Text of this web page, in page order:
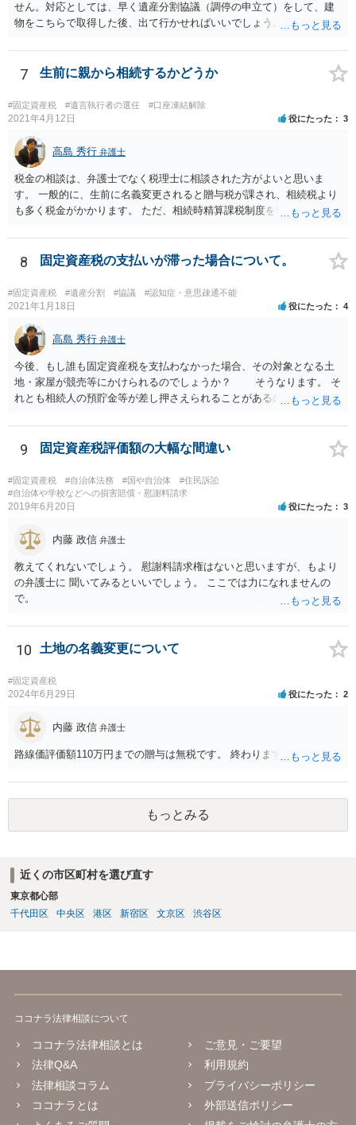
せん。対応としては、早く遺産分割協議（調停の申立て）をして、建
物をこちらで取得した後、出て行かせればいいでしょう。 建物の固定
っていない部分については請求すればいいと思います。 なお、家賃に
ついては、お父様自身が遺産分割手続をしなかったのですから、あき
7 生前に親から相続するかどうか
#固定資産税 #遺言執行者の選任 #口座凍結解除
2021年4月12日 役にたった 3
高島 秀行 弁護士
税金の相談は、弁護士でなく税理士に相談された方がよいと思いま
す。 一般的に、生前に名義変更されると贈与税が課され、相続税より
も多く税金がかかります。 ただ、相続時精算課税制度を取れば、実質
ういう場合にどれくらい税金がかかるか計算してもらって どういう方
針を取るか決められたらよいと思います。
8 固定資産税の支払いが滞った場合について。
#固定資産税 #遺産分割 #協議 #認知症・意思疎通不能
2021年1月18日 役にたった 4
高島 秀行 弁護士
今後、もし誰も固定資産税を支払わなかった場合、その対象となる土
地・家屋が競売等にかけられるのでしょうか？ そうなります。 そ
れとも相続人の預貯金等が差し押さえられることがあるのでしょう
ます。 また、固定資産税は遺産分割協議が整わない限り、法定相続分
ではなくあくまで不可分債務（？）ということになって相続人全員、
で、相続人全員の責任となります。 あなたが立て替えておき、遺
産分割の際に精算するのがよいと思います。 遺産分割協議が進ま
ないのであれば、弁護士に相談して、遺産分割調停や審判を した
9 固定資産税評価額の大幅な間違い
#固定資産税 #自治体法務 #国や自治体
#住民訴訟
#自治体や学校などへの損害賠償・慰謝料請求
2019年6月20日 役にたった 3
内藤 政信 弁護士
教えてくれないでしょう。 慰謝料請求権はないと思いますが、もより
の弁護士に 聞いてみるといいでしょう。 ここでは力になれませんの
で。
10 土地の名義変更について
#固定資産税
2024年6月29日 役にたった 2
内藤 政信 弁護士
路線価評価額110万円までの贈与は無税です。 終わります。
もっとみる
近くの市区町村を選び直す
東京都心部
千代田区
中央区 港区 新宿区 文京区 渋谷区
ココナラ法律相談について
ココナラ法律相談とは
法律Q&A
法律相談コラム
ココナラとは
ご意見・ご要望
利用規約
プライバシーポリシー
外部送信ポリシー